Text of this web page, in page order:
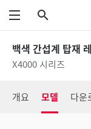
메뉴
백색 간섭계 탑재
X4000 시리즈
개요 모델 다운